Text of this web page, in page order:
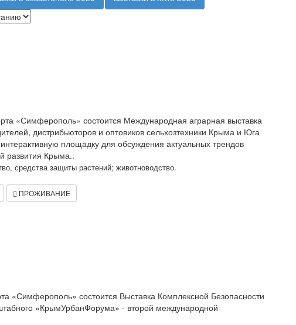
«Симферополь» состоится Международная аграрная выставка
дистрибьюторов и оптовиков сельхозтехники Крыма и Юга
площадку для обсуждения актуальных трендов
развития Крыма..
средства защиты растений; животноводство.
ПРОЖИВАНИЕ
«Симферополь» состоится Выставка Комплексной Безопасности
«КрымУрбанФорума» - второй международной